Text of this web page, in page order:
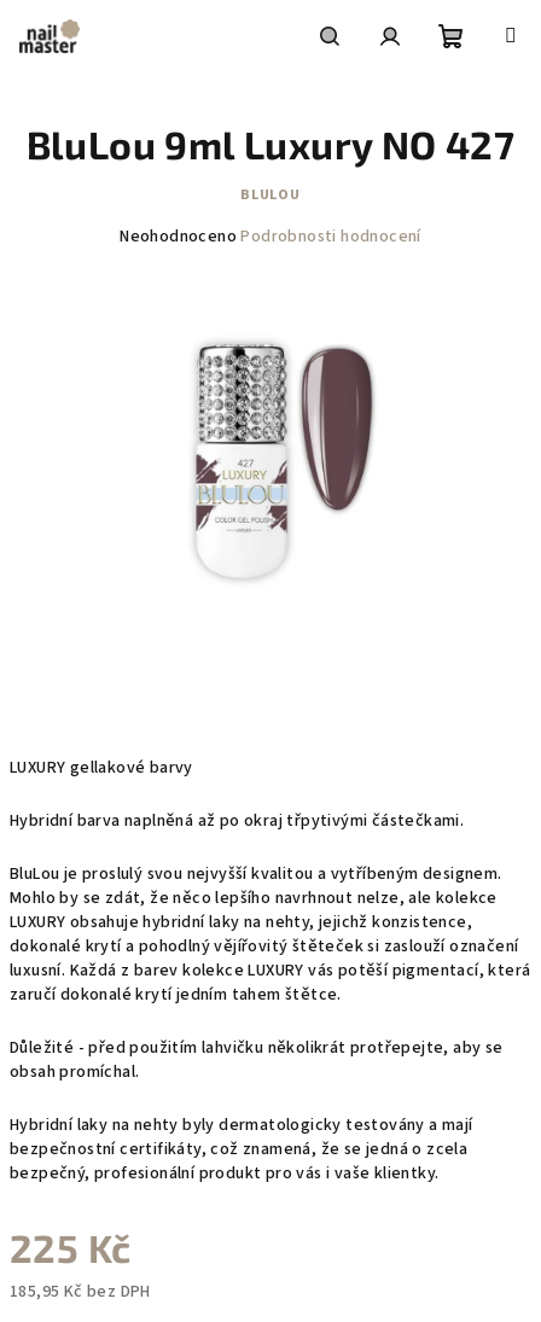
obsah
košík
LUXURY gellakové barvy
Hybridní barva naplněná až po okraj třpytivými částečkami.
BluLou je proslulý svou nejvyšší kvalitou a vytříbeným designem.
Mohlo by se zdát, že něco lepšího navrhnout nelze, ale kolekce
LUXURY obsahuje hybridní laky na nehty, jejichž konzistence,
dokonalé krytí a pohodlný vějířovitý štěteček si zaslouží označení
luxusní. Každá z barev kolekce LUXURY vás potěší pigmentací, která
zaručí dokonalé krytí jedním tahem štětce.
Důležité - před použitím lahvičku několikrát protřepejte, aby se
obsah promíchal.
Hybridní laky na nehty byly dermatologicky testovány a mají
bezpečnostní certifikáty, což znamená, že se jedná o zcela
bezpečný, profesionální produkt pro vás i vaše klientky.
225 Kč
185,95 Kč bez DPH
BluLou 9ml Luxury NO 427
BLULOU
Průměrné
hvězdiček.
Neohodnoceno Podrobnosti hodnocení